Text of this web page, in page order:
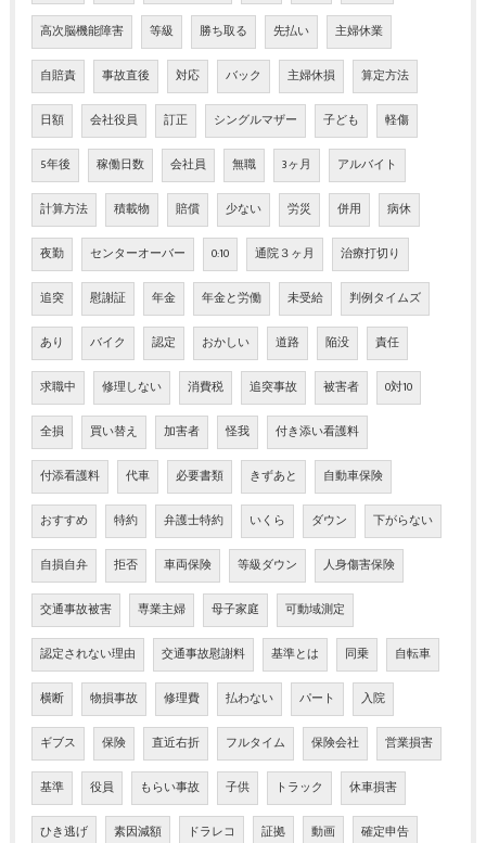
高次脳機能障害 等級 勝ち取る 先払い 主婦休業
自賠責 事故直後 対応 バック 主婦休損 算定方法
日額 会社役員 訂正 シングルマザー 子ども 軽傷
5年後 稼働日数 会社員 無職 3ヶ月 アルバイト
計算方法 積載物 賠償 少ない 労災 併用 病休
夜勤 センターオーバー 0:10 通院３ヶ月 治療打切り
追突 慰謝証 年金 年金と労働 未受給 判例タイムズ
あり バイク 認定 おかしい 道路 陥没 責任
求職中 修理しない 消費税 追突事故 被害者 0対10
全損 買い替え 加害者 怪我 付き添い看護料
付添看護料 代車 必要書類 きずあと 自動車保険
おすすめ 特約 弁護士特約 いくら ダウン 下がらない
自損自弁 拒否 車両保険 等級ダウン 人身傷害保険
交通事故被害 専業主婦 母子家庭 可動域測定
認定されない理由 交通事故慰謝料 基準とは 同乗 自転車
横断 物損事故 修理費 払わない パート 入院
ギブス 保険 直近右折 フルタイム 保険会社 営業損害
基準 役員 もらい事故 子供 トラック 休車損害
ひき逃げ 素因減額 ドラレコ 証拠 動画 確定申告